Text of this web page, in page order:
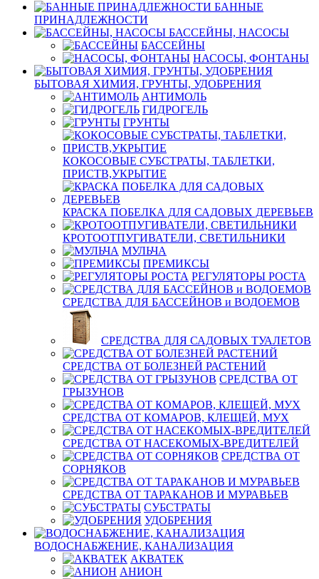
БАННЫЕ
ПРИНАДЛЕЖНОСТИ
БАССЕЙНЫ, НАСОСЫ
БАССЕЙНЫ
НАСОСЫ, ФОНТАНЫ
БЫТОВАЯ ХИМИЯ, ГРУНТЫ, УДОБРЕНИЯ
АНТИМОЛЬ
ГИДРОГЕЛЬ
ГРУНТЫ
КОКОСОВЫЕ СУБСТРАТЫ, ТАБЛЕТКИ,
ПРИСТВ,УКРЫТИЕ
КРАСКА ПОБЕЛКА ДЛЯ САДОВЫХ ДЕРЕВЬЕВ
КРОТООТПУГИВАТЕЛИ, СВЕТИЛЬНИКИ
МУЛЬЧА
ПРЕМИКСЫ
РЕГУЛЯТОРЫ РОСТА
СРЕДСТВА ДЛЯ БАССЕЙНОВ и ВОДОЕМОВ
СРЕДСТВА ДЛЯ САДОВЫХ ТУАЛЕТОВ
СРЕДСТВА ОТ БОЛЕЗНЕЙ РАСТЕНИЙ
СРЕДСТВА ОТ
ГРЫЗУНОВ
СРЕДСТВА ОТ КОМАРОВ, КЛЕЩЕЙ, МУХ
СРЕДСТВА ОТ НАСЕКОМЫХ-ВРЕДИТЕЛЕЙ
СРЕДСТВА ОТ
СОРНЯКОВ
СРЕДСТВА ОТ ТАРАКАНОВ И МУРАВЬЕВ
СУБСТРАТЫ
УДОБРЕНИЯ
ВОДОСНАБЖЕНИЕ, КАНАЛИЗАЦИЯ
АКВАТЕК
АНИОН